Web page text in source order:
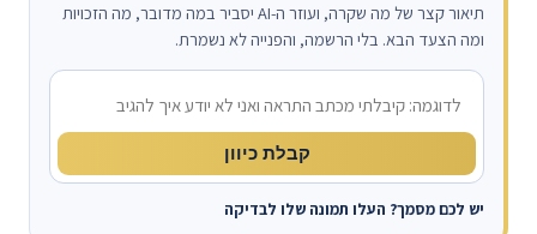
תיאור קצר של מה שקרה, ועוזר ה-AI יסביר במה מדובר, מה הזכויות
ומה הצעד הבא. בלי הרשמה, והפנייה לא נשמרת.
מה קרה?
קבלת כיוון
יש לכם מסמך? העלו תמונה שלו לבדיקה